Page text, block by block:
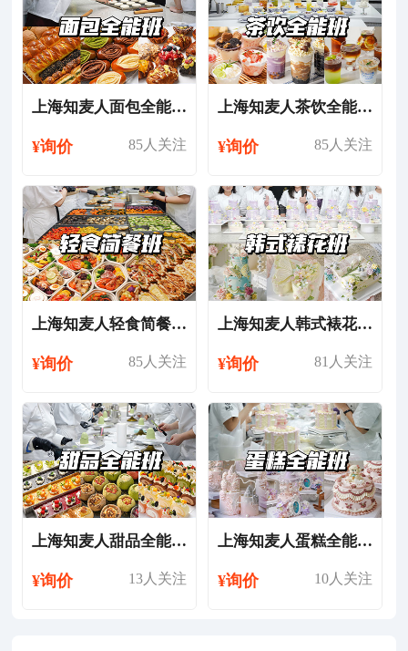
上海知麦人面包全能培训班
¥询价 85人关注
上海知麦人茶饮全能培训班
¥询价 85人关注
上海知麦人轻食简餐培训班
¥询价 85人关注
上海知麦人韩式裱花培训班
¥询价 81人关注
上海知麦人甜品全能培训班
¥询价 13人关注
上海知麦人蛋糕全能培训班
¥询价 10人关注